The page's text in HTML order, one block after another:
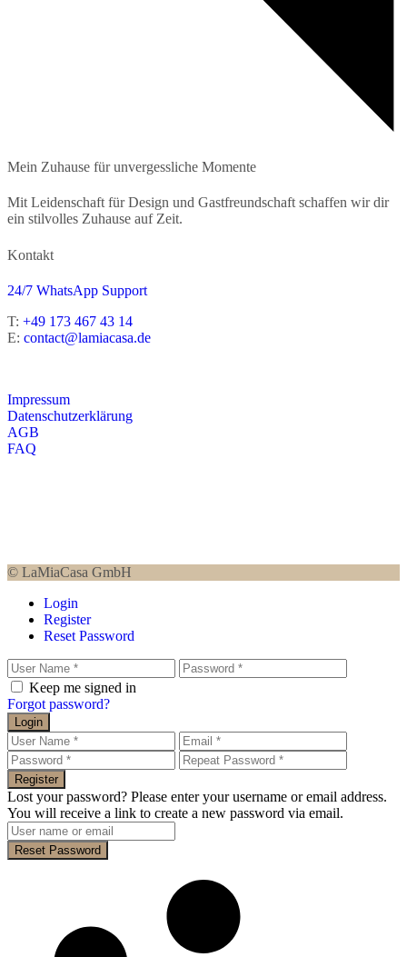
Mein Zuhause für unvergessliche Momente
Mit Leidenschaft für Design und Gastfreundschaft schaffen wir dir
ein stilvolles Zuhause auf Zeit.
Kontakt
24/7 WhatsApp Support
T: +49 173 467 43 14
E: contact@lamiacasa.de
Impressum
Datenschutzerklärung
AGB
FAQ
© LaMiaCasa GmbH
Login
Register
Reset Password
Keep me signed in
Forgot password?
Login
Register
Lost your password? Please enter your username or email address.
You will receive a link to create a new password via email.
Reset Password